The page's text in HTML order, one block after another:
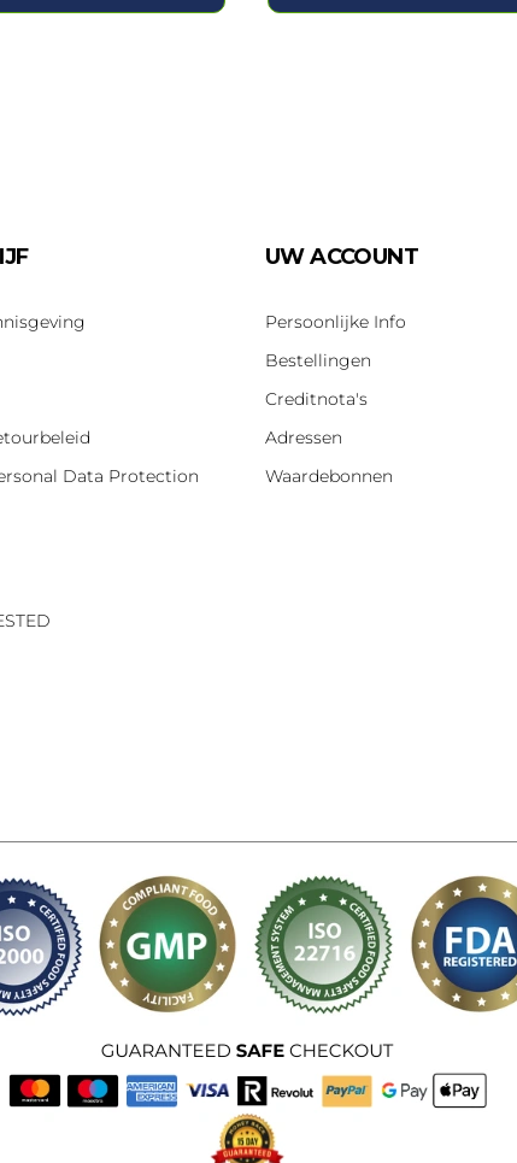
Data Protection
UW ACCOUNT
Persoonlijke Info
Bestellingen
Creditnota's
Adressen
Waardebonnen